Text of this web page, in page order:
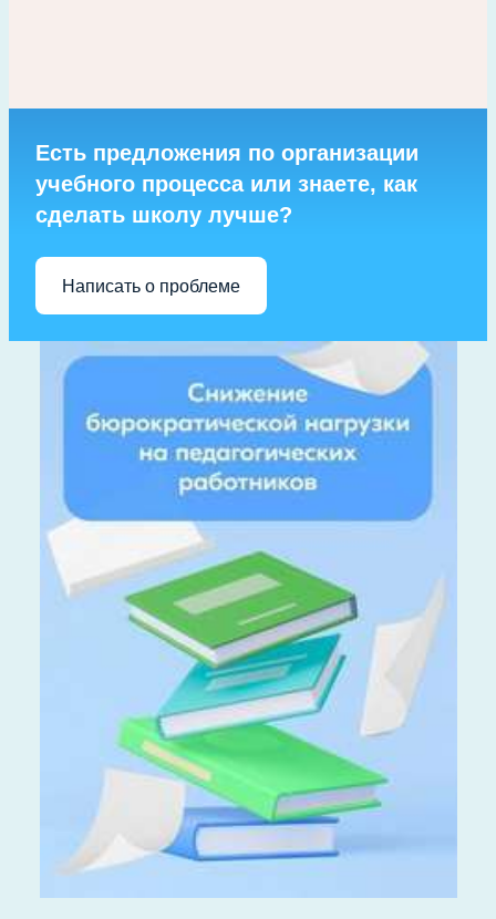
Есть предложения по организации
учебного процесса или знаете, как
сделать школу лучше?
Написать о проблеме